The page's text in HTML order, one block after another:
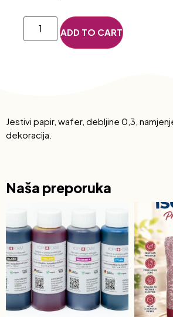
ADD TO CART
Jestivi papir, wafer, debljine 0,3,
dekoracija.
Naša preporuka